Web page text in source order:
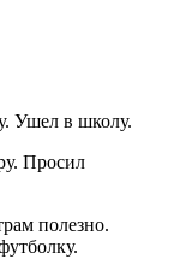
Ушел в школу.
Просил
полезно.